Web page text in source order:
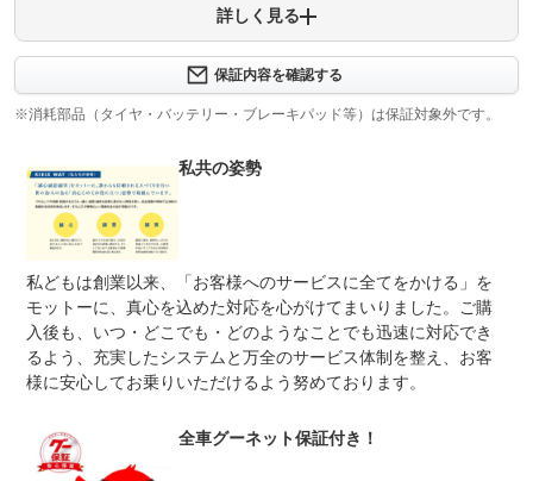
保証項目
計410項目
保証範囲は４１０項目以上。故障がおきても、電話１本で
即対応。専用コールセンターが、あなたのカーライフをサ
修理回数 無制限
車両本体価格
国産車の場合、車両本体価格（税込）を上限とします。車
円（税込）までとします。輸入車の場合は、１００万円
（税込）を上限とします。
免責金
無し
本保証の開始時からの走行距離が５００Ｋｍに満たない車
両に生じたエンジン本体及びトランスミッションの交換又
はオーバーホールについて、本保証に基づき保証修理を行
保証修理
受付先
詳しく見る
保証内容を確認する
※消耗部品（タイヤ・バッテリー・ブレーキパッド等）は保証対象外です。
私共の姿勢
私どもは創業以来、「お客様へのサービスに全てをかける」を
モットーに、真心を込めた対応を心がけてまいりました。ご購
入後も、いつ・どこでも・どのようなことでも迅速に対応でき
るよう、充実したシステムと万全のサービス体制を整え、お客
様に安心してお乗りいただけるよう努めております。
全車グーネット保証付き！